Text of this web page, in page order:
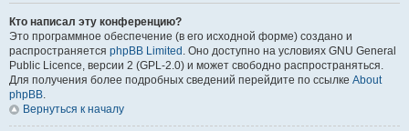
Кто написал эту конференцию?
Это программное обеспечение (в его исходной форме) создано и
распространяется phpBB Limited . Оно доступно на условиях GNU General
Public Licence, версии 2 (GPL-2.0) и может свободно распространяться.
Для получения более подробных сведений перейдите по ссылке About
phpBB.
Вернуться к началу